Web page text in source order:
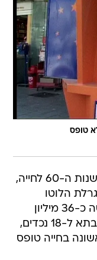
טופס
סבתא מיליונרית: תושבת גוש דן, בשנות ה-60 לחייה,
הלוטו
שנערכה במוצאי שבת, וגרפה לכיסה כ-36 מיליון
שקל. האישה, אם לשבעה ילדים וסבתא ל-18 נכדים,
בחייה טופס